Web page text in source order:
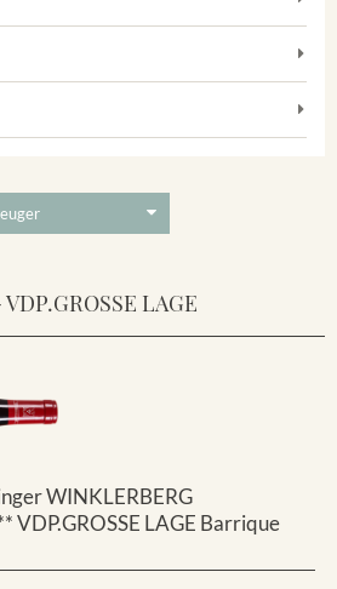
Winklen
LAGE
WINKLERBERG
VDP.GROSSE LAGE Barrique